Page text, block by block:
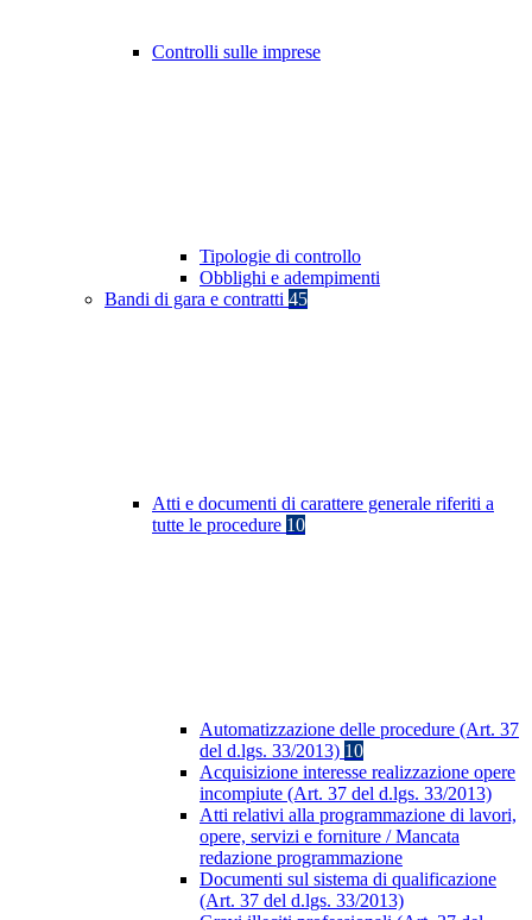
Controlli sulle imprese
Tipologie di controllo
Obblighi e adempimenti
Bandi di gara e contratti 45
Atti e documenti di carattere generale riferiti a
tutte le procedure 10
Automatizzazione delle procedure (Art. 37
del d.lgs. 33/2013) 10
Acquisizione interesse realizzazione opere
incompiute (Art. 37 del d.lgs. 33/2013)
Atti relativi alla programmazione di lavori,
opere, servizi e forniture / Mancata
redazione programmazione
Documenti sul sistema di qualificazione
(Art. 37 del d.lgs. 33/2013)